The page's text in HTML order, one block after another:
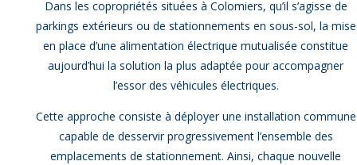
Dans les copropriétés situées à Colomiers, qu’il s’agisse de
parkings extérieurs ou de stationnements en sous-sol, la mise
en place d’une alimentation électrique mutualisée constitue
aujourd’hui la solution la plus adaptée pour accompagner
l’essor des véhicules électriques.
Cette approche consiste à déployer une installation commune
capable de desservir progressivement l’ensemble des
emplacements de stationnement. Ainsi, chaque nouvelle